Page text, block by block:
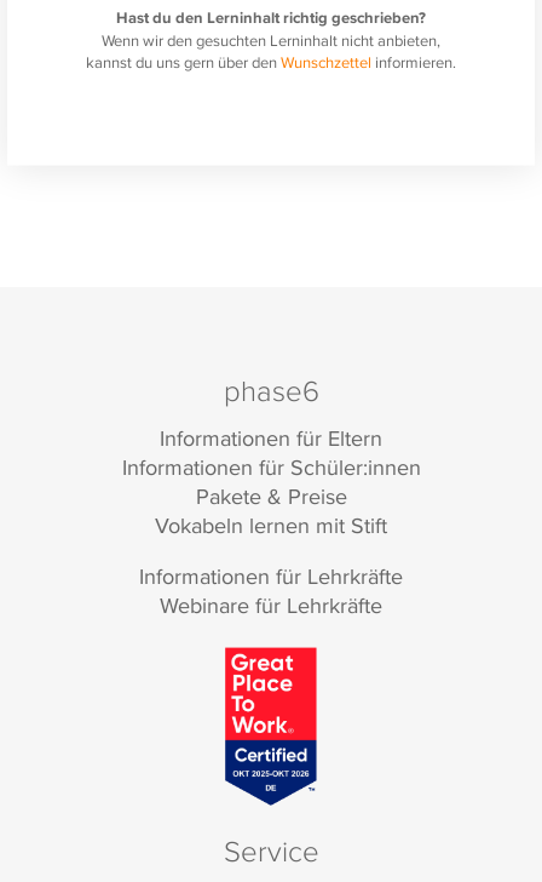
Hast du den Lerninhalt richtig geschrieben?
Wenn wir den gesuchten Lerninhalt nicht anbieten,
kannst du uns gern über denWunschzettel informieren.
phase6
Informationen für Eltern
Informationen für Schüler:innen
Pakete & Preise
Vokabeln lernen mit Stift
Informationen für Lehrkräfte
Webinare für Lehrkräfte
Service